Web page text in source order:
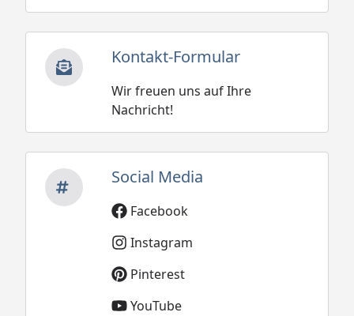
Kontakt-Formular
Wir freuen uns auf Ihre
Nachricht!
Social Media
Facebook
Instagram
Pinterest
YouTube